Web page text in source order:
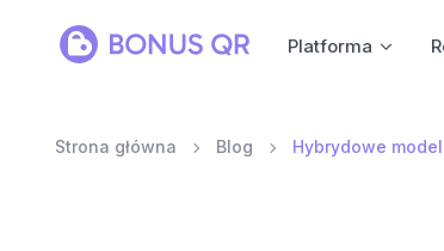
Platforma
Strona główna Blog Hybrydowe